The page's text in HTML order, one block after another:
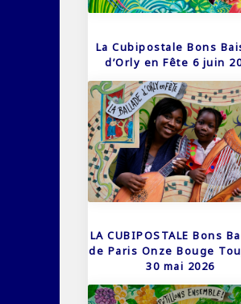
La Cubipostale Bons
d’Orly en Fête 6 juin
LA CUBIPOSTALE Bons
de Paris Onze Bouge
30 mai 2026